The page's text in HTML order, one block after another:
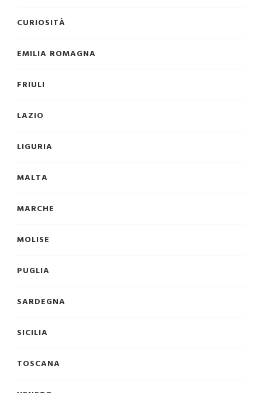
CURIOSITÀ
EMILIA ROMAGNA
FRIULI
LAZIO
LIGURIA
MALTA
MARCHE
MOLISE
PUGLIA
SARDEGNA
SICILIA
TOSCANA